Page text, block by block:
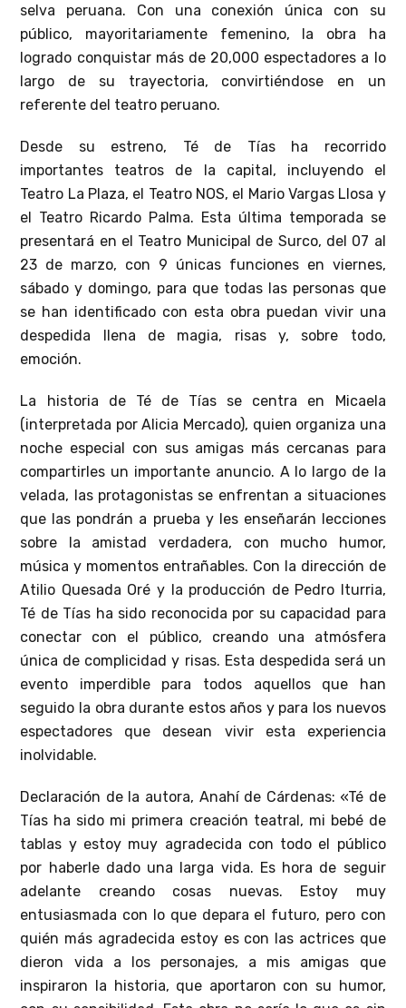
selva peruana. Con una conexión única con su
público, mayoritariamente femenino, la obra ha
logrado conquistar más de 20,000 espectadores a lo
largo de su trayectoria, convirtiéndose en un
referente del teatro peruano.
Desde su estreno, Té de Tías ha recorrido
importantes teatros de la capital, incluyendo el
Teatro La Plaza, el Teatro NOS, el Mario Vargas Llosa y
el Teatro Ricardo Palma. Esta última temporada se
presentará en el Teatro Municipal de Surco, del 07 al
23 de marzo, con 9 únicas funciones en viernes,
sábado y domingo, para que todas las personas que
se han identificado con esta obra puedan vivir una
despedida llena de magia, risas y, sobre todo,
emoción.
La historia de Té de Tías se centra en Micaela
(interpretada por Alicia Mercado), quien organiza una
noche especial con sus amigas más cercanas para
compartirles un importante anuncio. A lo largo de la
velada, las protagonistas se enfrentan a situaciones
que las pondrán a prueba y les enseñarán lecciones
sobre la amistad verdadera, con mucho humor,
música y momentos entrañables. Con la dirección de
Atilio Quesada Oré y la producción de Pedro Iturria,
Té de Tías ha sido reconocida por su capacidad para
conectar con el público, creando una atmósfera
única de complicidad y risas. Esta despedida será un
evento imperdible para todos aquellos que han
seguido la obra durante estos años y para los nuevos
espectadores que desean vivir esta experiencia
inolvidable.
Declaración de la autora, Anahí de Cárdenas: «Té de
Tías ha sido mi primera creación teatral, mi bebé de
tablas y estoy muy agradecida con todo el público
por haberle dado una larga vida. Es hora de seguir
adelante creando cosas nuevas. Estoy muy
entusiasmada con lo que depara el futuro, pero con
quién más agradecida estoy es con las actrices que
dieron vida a los personajes, a mis amigas que
inspiraron la historia, que aportaron con su humor,